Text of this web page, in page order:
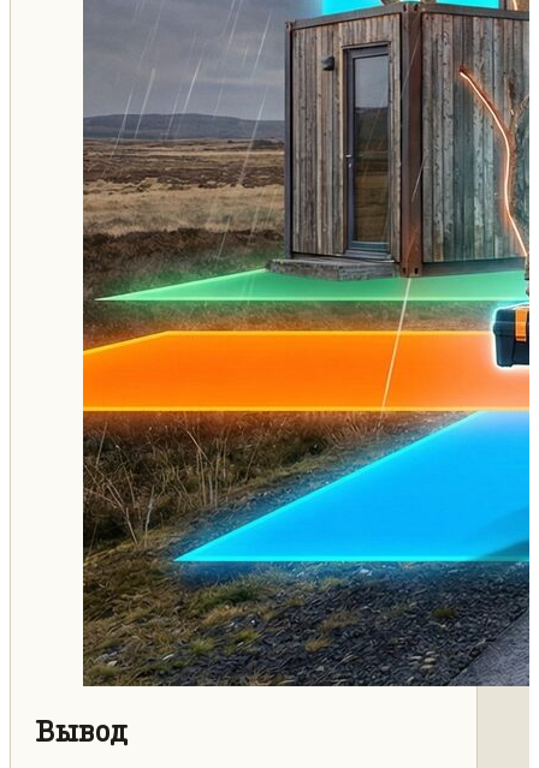
Вывод